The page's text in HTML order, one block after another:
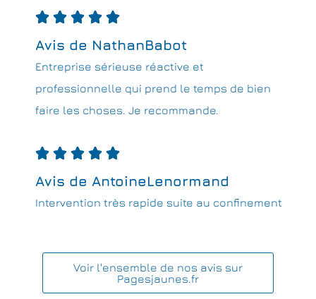
    
Avis de NathanBabot
Entreprise sérieuse réactive et
professionnelle qui prend le temps de bien
faire les choses. Je recommande.
    
Avis de AntoineLenormand
Intervention très rapide suite au confinement
Voir l'ensemble de nos avis sur
Pagesjaunes.fr